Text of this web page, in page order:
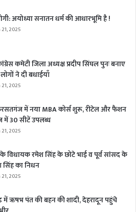
अयोध्या सनातन धर्म की आधारभूमि है !
2025
कमेटी जिला अध्यक्ष प्रदीप सिंघल पुनः बनाए
ने दी बधाईयाँ
2025
में नया MBA कोर्स शुरू, रीटेल और फैशन
में 30 सीटें उपलब्ध
2025
विधायक रमेश सिंह के छोटे भाई व पूर्व सांसद के
सिंह का निधन
2025
में ऋषभ पंत की बहन की शादी, देहरादून पहुंचे